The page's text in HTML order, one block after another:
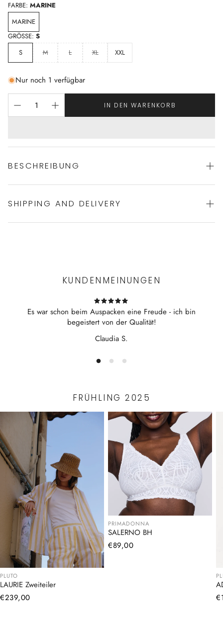
FARBE: MARINE
MARINE
GRÖSSE: S
S
M L XL XXL
Nur noch 1 verfügbar
IN DEN WARENKORB
BESCHREIBUNG
SHIPPING AND DELIVERY
KUNDENMEINUNGEN
Es war schon beim Auspacken eine Freude - ich bin
begeistert von der Qualität!
Claudia S.
FRÜHLING 2025
PLUTO
LAURIE Zweiteiler
Normaler
€239,00
PRIMADONNA
SALERNO BH
Normaler
€89,00